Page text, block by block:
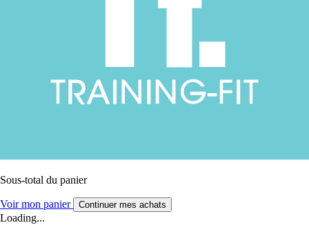
Sous-total du panier
Voir mon panier Continuer mes achats
Loading...